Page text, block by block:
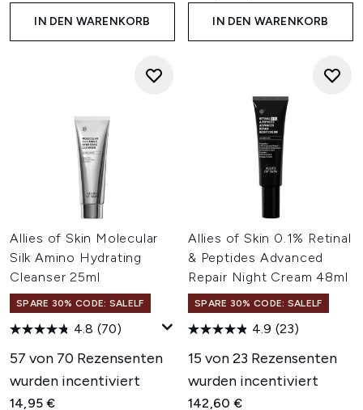
IN DEN WARENKORB IN DEN WARENKORB
Allies of Skin Molecular
Silk Amino Hydrating
Cleanser 25ml
SPARE 30% CODE: SALELF
4.8 (70)
57 von 70 Rezensenten
wurden incentiviert
14,95 €
Allies of Skin 0.1% Retinal
& Peptides Advanced
Repair Night Cream 48ml
SPARE 30% CODE: SALELF
4.9 (23)
15 von 23 Rezensenten
wurden incentiviert
142,60 €